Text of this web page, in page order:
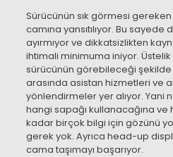
Sürücünün sık görmesi
camına yansıtılıyor. Bu
ayırmıyor ve dikkatsizlikten
ihtimali minimuma iniyor.
sürücünün görebileceği
arasında asistan hizmetleri ve
yönlendirmeler yer alıyor. Yani
hangi sapağı kullanacağına ve
kadar birçok bilgi için gözünü
gerek yok. Ayrıca head-up
cama taşımayı başarıyor.